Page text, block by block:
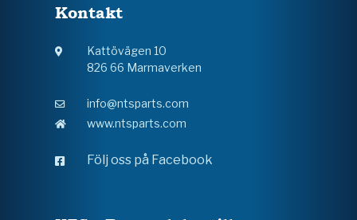
Kontakt
Kattövägen 10
826 66 Marmaverken
info@ntsparts.com
www.ntsparts.com
Följ oss på Facebook